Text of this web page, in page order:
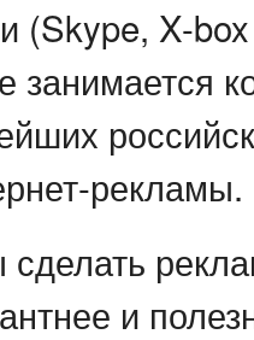
(Skype, X-
занимается
рекламы.
и